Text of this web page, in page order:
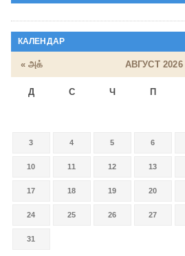
КАЛЕНДАР
АВГУСТ 2026
Д С Ч П
« அக்
3 4 5 6
10 11 12 13
17 18 19 20
24 25 26 27
31